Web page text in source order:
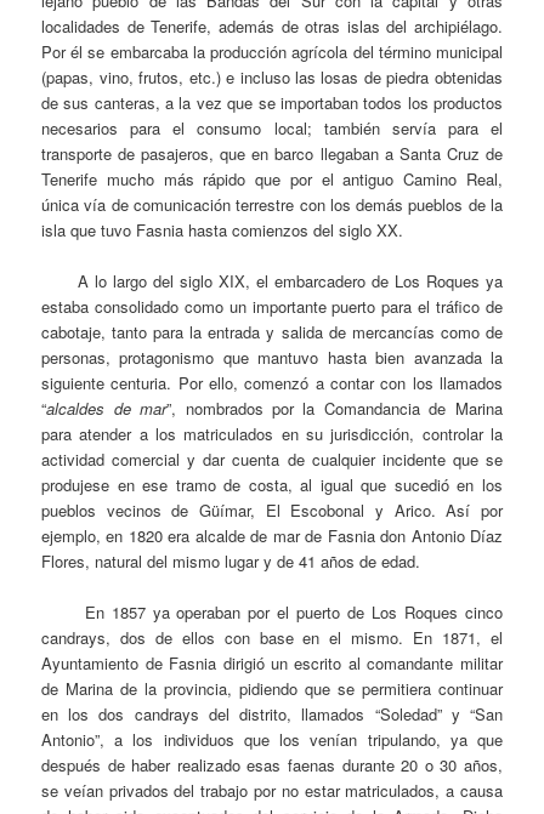
localidades de Tenerife, además de otras islas del archipiélago.
Por él se embarcaba la producción agrícola del término municipal
(papas, vino, frutos, etc.) e incluso las losas de piedra obtenidas
de sus canteras, a la vez que se importaban todos los productos
necesarios para el consumo local; también servía para el
transporte de pasajeros, que en barco llegaban a Santa Cruz de
Tenerife mucho más rápido que por el antiguo Camino Real,
única vía de comunicación terrestre con los demás pueblos de la
isla que tuvo Fasnia hasta comienzos del siglo XX.
A lo largo del siglo XIX, el embarcadero de Los Roques ya
estaba consolidado como un importante puerto para el tráfico de
cabotaje, tanto para la entrada y salida de mercancías como de
personas, protagonismo que mantuvo hasta bien avanzada la
siguiente centuria. Por ello, comenzó a contar con los llamados
“alcaldes de mar”, nombrados por la Comandancia de Marina
para atender a los matriculados en su jurisdicción, controlar la
actividad comercial y dar cuenta de cualquier incidente que se
produjese en ese tramo de costa, al igual que sucedió en los
pueblos vecinos de Güímar, El Escobonal y Arico. Así por
ejemplo, en 1820 era alcalde de mar de Fasnia don Antonio Díaz
Flores, natural del mismo lugar y de 41 años de edad.
En 1857 ya operaban por el puerto de Los Roques cinco
candrays, dos de ellos con base en el mismo. En 1871, el
Ayuntamiento de Fasnia dirigió un escrito al comandante militar
de Marina de la provincia, pidiendo que se permitiera continuar
en los dos candrays del distrito, llamados “Soledad” y “San
Antonio”, a los individuos que los venían tripulando, ya que
después de haber realizado esas faenas durante 20 o 30 años,
se veían privados del trabajo por no estar matriculados, a causa